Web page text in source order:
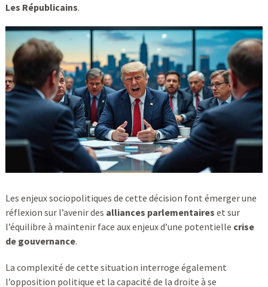
Les Républicains.
Les enjeux sociopolitiques de cette décision font émerger une
réflexion sur l’avenir des alliances parlementaires et sur
l’équilibre à maintenir face aux enjeux d’une potentielle crise
de gouvernance.
La complexité de cette situation interroge également
l’opposition politique et la capacité de la droite à se